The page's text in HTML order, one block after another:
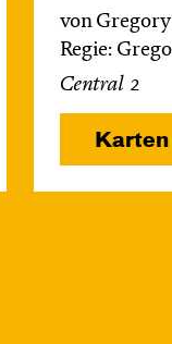
von
Regie:
Central 2
Karten